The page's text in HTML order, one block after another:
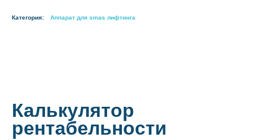
Категория: Аппарат для smas лифтинга
Калькулятор
рентабельности